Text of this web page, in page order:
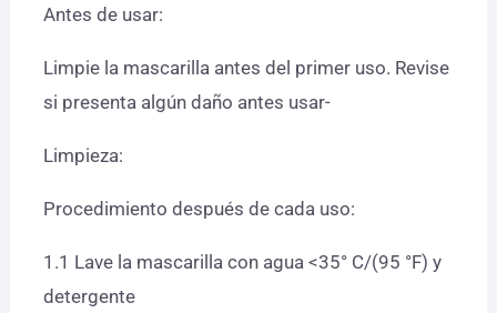
Antes de usar:
Limpie la mascarilla antes del primer uso. Revise
si presenta algún daño antes usar-
Limpieza:
Procedimiento después de cada uso:
1.1 Lave la mascarilla con agua <35° C/(95 °F) y
detergente